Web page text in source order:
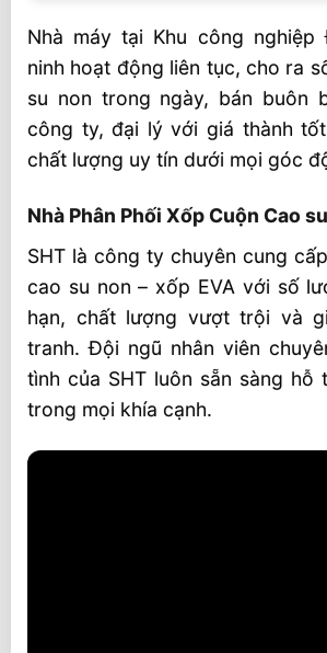
Nhà máy tại Khu công nghiệp
ninh hoạt động liên tục, cho ra
su non trong ngày, bán buôn
công ty, đại lý với giá thành
chất lượng uy tín dưới mọi góc
Nhà Phân Phối Xốp Cuộn Cao
SHT là công ty chuyên cung
cao su non – xốp EVA với số
hạn, chất lượng vượt trội và
tranh. Đội ngũ nhân viên
tình của SHT luôn sẵn sàng hỗ
trong mọi khía cạnh.